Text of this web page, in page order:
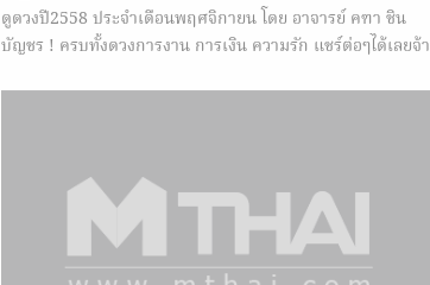
ดูดวงปี2558 ประจำเดือนพฤศจิกายน โดย อาจารย์ คฑา ชิน
บัญชร ! ครบทั้งดวงการงาน การเงิน ความรัก แชร์ต่อๆได้เลยจ้า